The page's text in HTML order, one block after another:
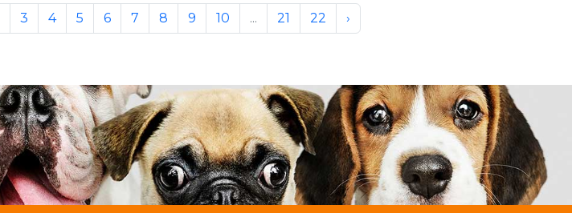
3 4 5 6 7 8 9 10 ... 21 22 ›